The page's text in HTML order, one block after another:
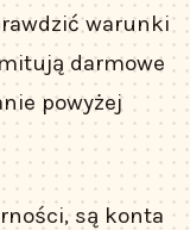
warunki
darmowe
powyżej
są konta